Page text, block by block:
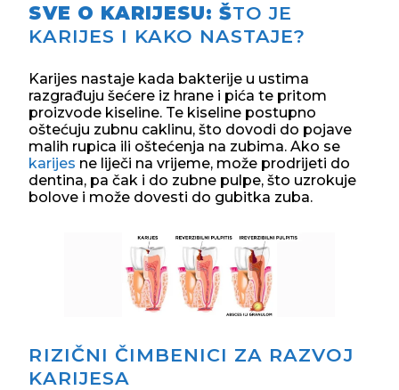
SVE O KARIJESU: ŠTO JE
KARIJES I KAKO NASTAJE?
Karijes nastaje kada bakterije u ustima
razgrađuju šećere iz hrane i pića te pritom
proizvode kiseline. Te kiseline postupno
oštećuju zubnu caklinu, što dovodi do pojave
malih rupica ili oštećenja na zubima. Ako se
karijes ne liječi na vrijeme, može prodrijeti do
dentina, pa čak i do zubne pulpe, što uzrokuje
bolove i može dovesti do gubitka zuba.
RIZIČNI ČIMBENICI ZA RAZVOJ
KARIJESA